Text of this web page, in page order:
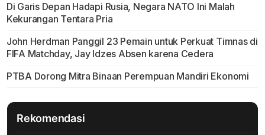
Di Garis Depan Hadapi Rusia, Negara NATO Ini Malah
Kekurangan Tentara Pria
John Herdman Panggil 23 Pemain untuk Perkuat Timnas di
FIFA Matchday, Jay Idzes Absen karena Cedera
PTBA Dorong Mitra Binaan Perempuan Mandiri Ekonomi
Rekomendasi